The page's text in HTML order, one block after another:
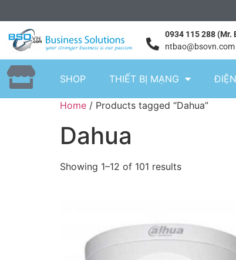
0934 115 288 (Mr.
ntbao@bsovn.com
SHOP THIẾT BỊ MẠNG
Home / Products tagged “Dahua”
Dahua
Showing 1–12 of 101 results